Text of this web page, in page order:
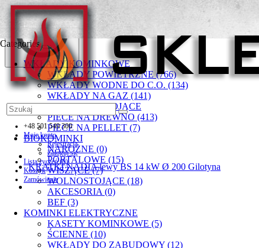
+48 501 549 300
Moje konto
Rejestracja
Zaloguj się
Lista życzeń (0)
Koszyk
Zamówienie
Categories
WKŁADY KOMINKOWE
WKŁADY POWIETRZNE (766)
WKŁADY WODNE DO C.O. (134)
WKŁADY NA GAZ (141)
PIECYKI WOLNOSTOJĄCE
PIECE NA DREWNO (413)
PIECE NA PELLET (7)
BIOKOMINKI
NAROŻNE (0)
PORTALOWE (15)
WISZĄCE (7)
WOLNOSTOJĄCE (18)
AKCESORIA (0)
BEF (3)
KOMINKI ELEKTRYCZNE
KASETY KOMINKOWE (5)
ŚCIENNE (10)
WKŁADY DO ZABUDOWY (12)
KRATKI NADIA lewy BS 14 kW Ø 200 Gilotyna